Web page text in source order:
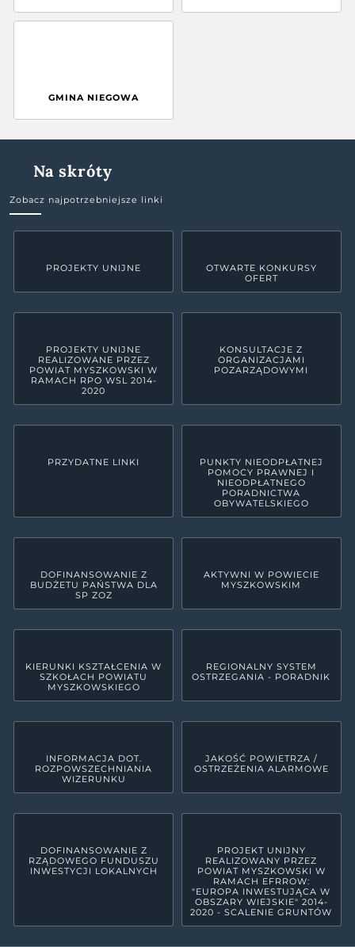
GMINA NIEGOWA
Na skróty
Zobacz najpotrzebniejsze linki
PROJEKTY UNIJNE
OTWARTE KONKURSY
OFERT
PROJEKTY UNIJNE
REALIZOWANE PRZEZ
POWIAT MYSZKOWSKI W
RAMACH RPO WSL 2014-
2020
KONSULTACJE Z
ORGANIZACJAMI
POZARZĄDOWYMI
PRZYDATNE LINKI
PUNKTY NIEODPŁATNEJ
POMOCY PRAWNEJ I
NIEODPŁATNEGO
PORADNICTWA
OBYWATELSKIEGO
DOFINANSOWANIE Z
BUDŻETU PAŃSTWA DLA
SP ZOZ
AKTYWNI W POWIECIE
MYSZKOWSKIM
KIERUNKI KSZTAŁCENIA W
SZKOŁACH POWIATU
MYSZKOWSKIEGO
REGIONALNY SYSTEM
OSTRZEGANIA - PORADNIK
INFORMACJA DOT.
ROZPOWSZECHNIANIA
WIZERUNKU
JAKOŚĆ POWIETRZA /
OSTRZEŻENIA ALARMOWE
DOFINANSOWANIE Z
RZĄDOWEGO FUNDUSZU
INWESTYCJI LOKALNYCH
PROJEKT UNIJNY
REALIZOWANY PRZEZ
POWIAT MYSZKOWSKI W
RAMACH EFRROW:
"EUROPA INWESTUJĄCA W
OBSZARY WIEJSKIE" 2014-
2020 - SCALENIE GRUNTÓW